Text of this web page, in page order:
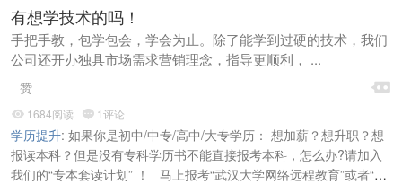
有想学技术的吗！
手把手教，包学包会，学会为止。除了能学到过硬的技术，我们
公司还开办独具市场需求营销理念，指导更顺利， ...

赞
 1684阅读  1评论
学历提升: 如果你是初中/中专/高中/大专学历： 想加薪？想升职？想
报读本科？但是没有专科学历书不能直接报考本科，怎么办?请加入
我们的“专本套读计划” ！ 马上报考“武汉大学网络远程教育”或者“华